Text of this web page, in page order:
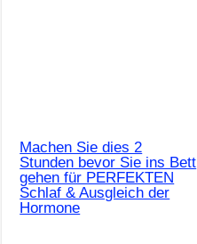
Machen Sie dies 2
Stunden bevor Sie ins Bett
gehen für PERFEKTEN
Schlaf & Ausgleich der
Hormone